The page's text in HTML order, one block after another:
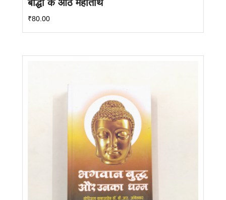
बोद्धो के आठ महातीर्थ
₹80.00